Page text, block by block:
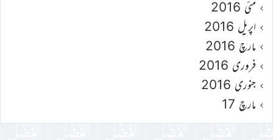
مئی 2016
اپریل 2016
مارچ 2016
فروری 2016
جنوری 2016
مارچ 17